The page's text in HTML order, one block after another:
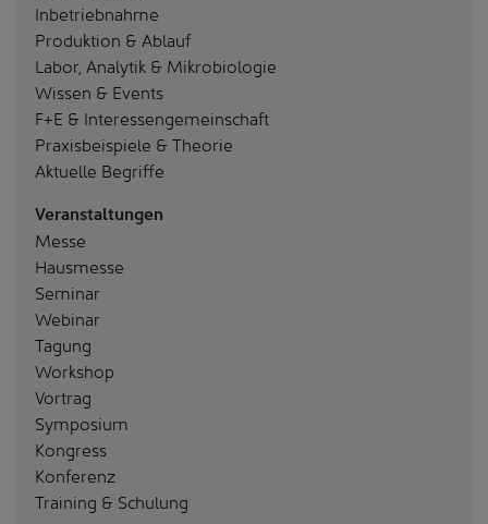
Inbetriebnahme
Produktion & Ablauf
Labor, Analytik & Mikrobiologie
Wissen & Events
F+E & Interessengemeinschaft
Praxisbeispiele & Theorie
Aktuelle Begriffe
Veranstaltungen
Messe
Hausmesse
Seminar
Webinar
Tagung
Workshop
Vortrag
Symposium
Kongress
Konferenz
Training & Schulung